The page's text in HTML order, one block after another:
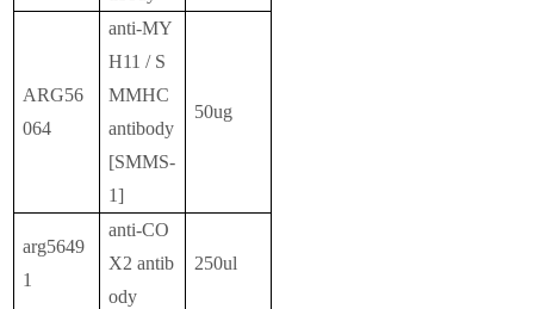
ARG56
064
anti-MY
H11 / S
MMHC
antibody
[SMMS-
1]
50ug
arg5649
1
anti-CO
X2 antib
ody
250ul